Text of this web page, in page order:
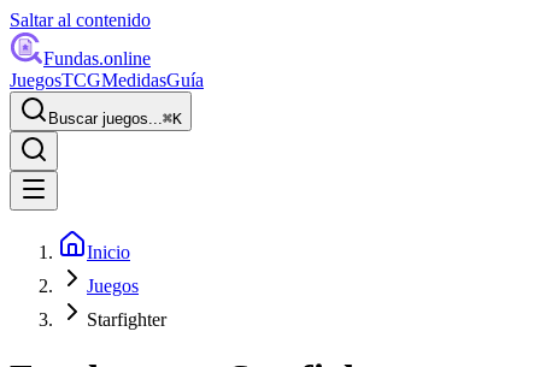
Saltar al contenido
Fundas.online
JuegosTCGMedidasGuía
Buscar juegos...⌘K
Inicio
Juegos
Starfighter